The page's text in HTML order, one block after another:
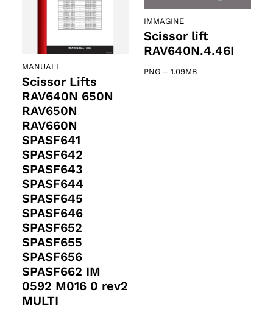
MANUALI
Scissor Lifts
RAV640N 650N
RAV650N
RAV660N
SPASF641
SPASF642
SPASF643
SPASF644
SPASF645
SPASF646
SPASF652
SPASF655
SPASF656
SPASF662 IM
0592 M016 0 rev2
MULTI
IMMAGINE
Scissor lift
RAV640N.4.46I
PNG – 1.09MB